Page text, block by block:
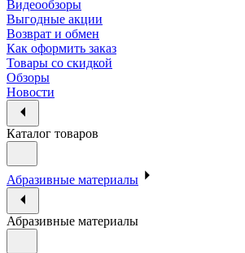
Видеообзоры
Выгодные акции
Возврат и обмен
Как оформить заказ
Товары со скидкой
Обзоры
Новости
Каталог товаров
Абразивные материалы
Абразивные материалы